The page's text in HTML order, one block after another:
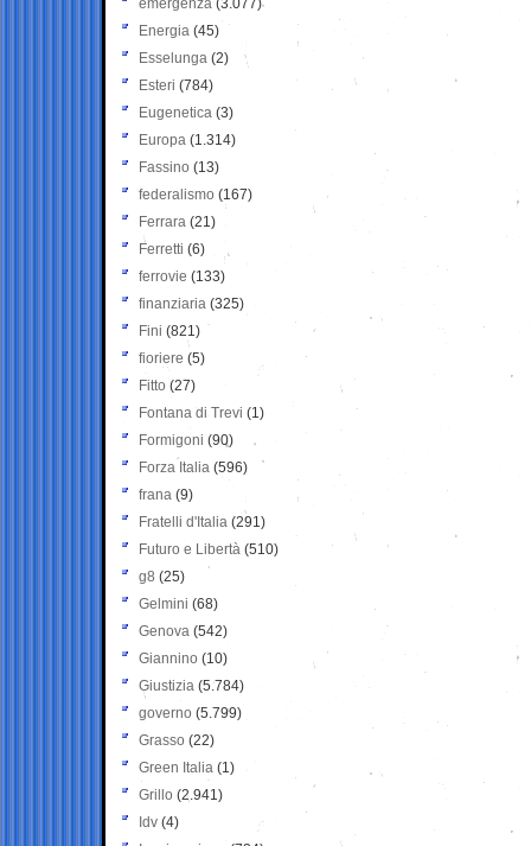
emergenza (3.077)
Energia (45)
Esselunga (2)
Esteri (784)
Eugenetica (3)
Europa (1.314)
Fassino (13)
federalismo (167)
Ferrara (21)
Ferretti (6)
ferrovie (133)
finanziaria (325)
Fini (821)
fioriere (5)
Fitto (27)
Fontana di Trevi (1)
Formigoni (90)
Forza Italia (596)
frana (9)
Fratelli d'Italia (291)
Futuro e Libertà (510)
g8 (25)
Gelmini (68)
Genova (542)
Giannino (10)
Giustizia (5.784)
governo (5.799)
Grasso (22)
Green Italia (1)
Grillo (2.941)
Idv (4)